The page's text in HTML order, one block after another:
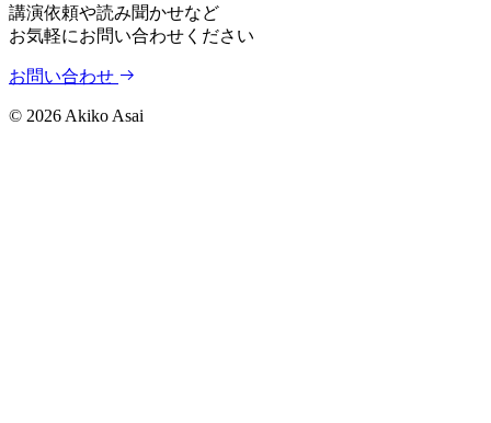
講演依頼や読み聞かせなど
お気軽にお問い合わせください
お問い合わせ
© 2026 Akiko Asai